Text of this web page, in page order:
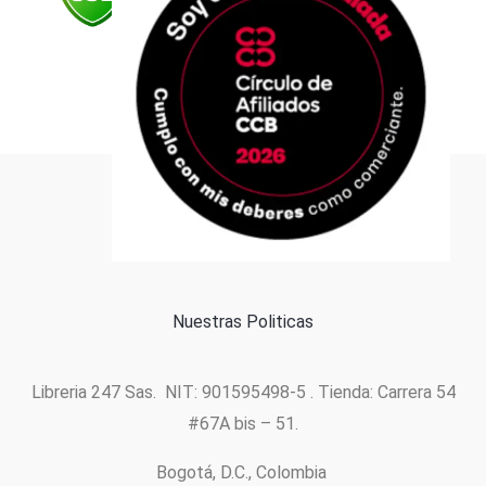
Formas de pago
Nuestras Politicas
Libreria 247 Sas. NIT: 901595498-5 . Tienda: Carrera 54
#67A bis – 51.
Bogotá, D.C., Colombia